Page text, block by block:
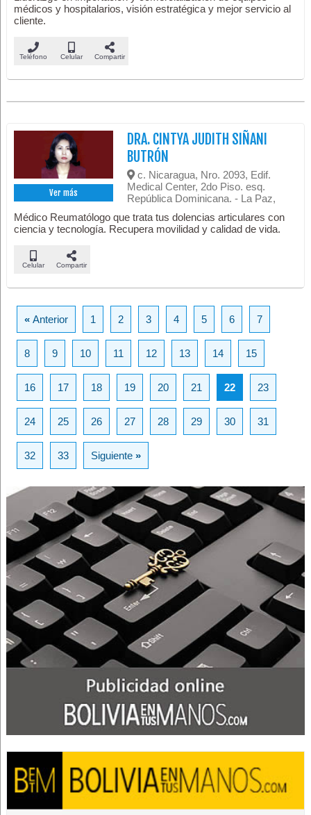
médicos y hospitalarios, visión estratégica y mejor servicio al
cliente.
Teléfono Celular Compartir
Ver más
DRA. CINTYA JUDITH SIÑANI
BUTRÓN
c. Nicaragua, Nro. 2093, Edif.
Medical Center, 2do Piso. esq.
República Dominicana. - La Paz,
Médico Reumatólogo que trata tus dolencias articulares con
ciencia y tecnología. Recupera movilidad y calidad de vida.
Celular Compartir
«Anterior 1 2 3 4 5 6 7
8 9 10 11 12 13 14 15
16 17 18 19 20 21 22 23
24 25 26 27 28 29 30 31
32 33 Siguiente»